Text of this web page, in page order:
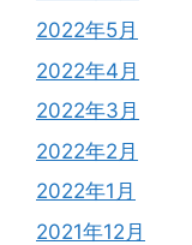
2022年5月
2022年4月
2022年3月
2022年2月
2022年1月
2021年12月